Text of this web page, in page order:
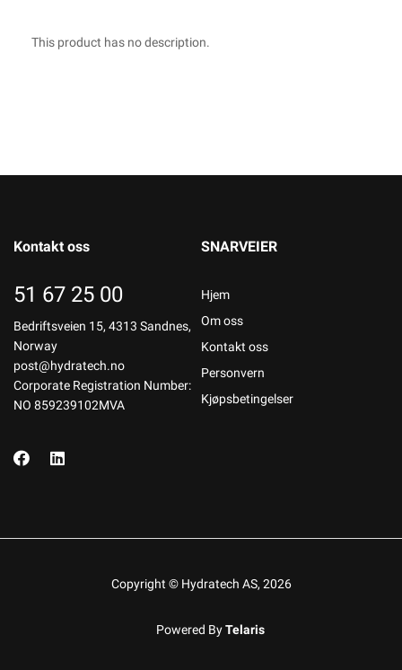
This product has no description.
Kontakt oss
51 67 25 00
Bedriftsveien 15, 4313 Sandnes,
Norway
post@hydratech.no
Corporate Registration Number:
NO 859239102MVA
SNARVEIER
Hjem
Om oss
Kontakt oss
Personvern
Kjøpsbetingelser
Copyright © Hydratech AS, 2026
Powered ByTelaris